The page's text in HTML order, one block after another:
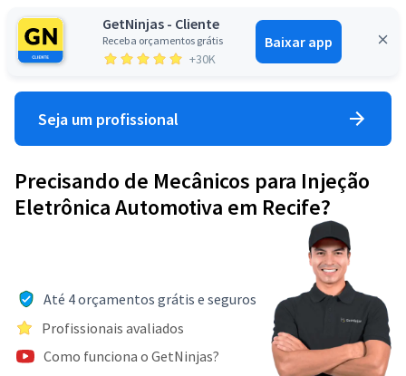
GetNinjas - Cliente
Receba orçamentos grátis
+30K
Baixar app
Entrar
Seja um profissional
Precisando de Mecânicos para Injeção
Eletrônica Automotiva em Recife?
Até 4 orçamentos grátis e seguros
Profissionais avaliados
Como funciona o GetNinjas?